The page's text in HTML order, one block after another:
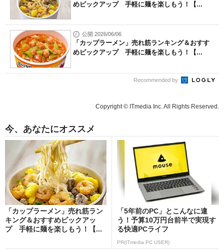
めピックアップ 手軽に麺を楽しもう！【...
公開 2026/06/06
「カップラーメン」売れ筋ランキング＆おすす
めピックアップ 手軽に麺を楽しもう！【...
Recommended by
Copyright © ITmedia Inc. All Rights Reserved.
今、あなたにオススメ
「カップラーメン」売れ筋ラン
キング＆おすすめピックアッ
プ 手軽に麺を楽しもう！【...
「5年前のPC」とこんなに違
う！予算10万円台前半で実現す
る快適PCライフ
PR(ITmedia PC USER)